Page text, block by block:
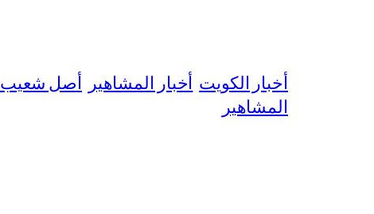
أخبار الكويت أخبار المشاهير أصل شعيب
المشاهير